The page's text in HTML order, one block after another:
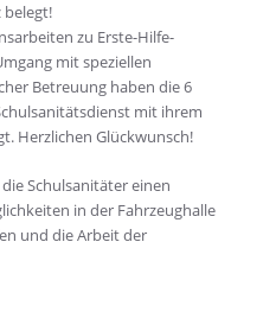
belegt!
zu Erste-Hilfe-
mit speziellen
Betreuung haben die 6
mit ihrem
Herzlichen Glückwunsch!
Schulsanitäter einen
in der Fahrzeughalle
und die Arbeit der